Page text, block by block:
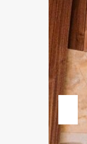
Previous